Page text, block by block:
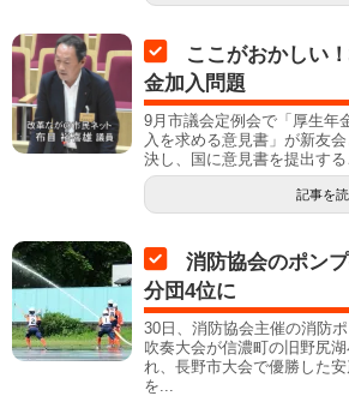
ここがおかしい
金加入問題
9月市議会定例会で「厚生年
入を求める意見書」が新友
決し、国に意見書を提出する
記事を
消防協会のポン
分団4位に
30日、消防協会主催の消防
吹奏大会が信濃町の旧野尻
れ、長野市大会で優勝した
を...